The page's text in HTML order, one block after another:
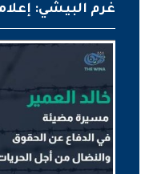
غرم البيشي: